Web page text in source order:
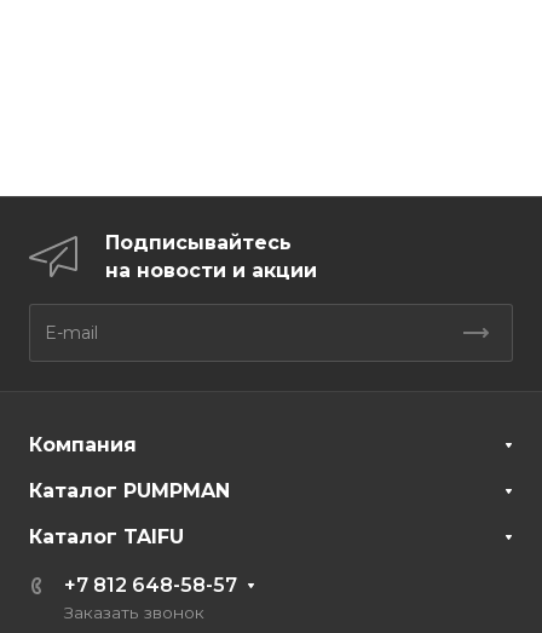
Подписывайтесь
на новости и акции
Компания
Каталог PUMPMAN
Каталог TAIFU
+7 812 648-58-57
Заказать звонок